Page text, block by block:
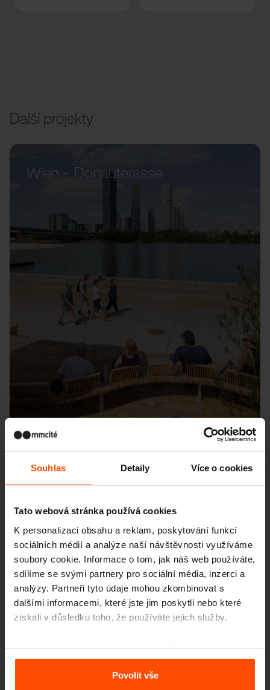
Souhlas Detaily Více o cookies
Tato webová stránka používá cookies
K personalizaci obsahu a reklam, poskytování funkcí
sociálních médií a analýze naší návštěvnosti využíváme
soubory cookie. Informace o tom, jak náš web používáte,
sdílíme se svými partnery pro sociální média, inzerci a
analýzy. Partneři tyto údaje mohou zkombinovat s
dalšími informacemi, které jste jim poskytli nebo které
získali v důsledku toho, že používáte jejich služby.
osobních údajů.
Povolit vše
Další projekty
Wien – Donauterasse
Seattle – Popup park